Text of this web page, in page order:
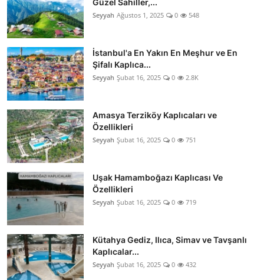
Güzel Sahiller,...
Seyyah Ağustos 1, 2025 0 548
İstanbul'a En Yakın En Meşhur ve En
Şifalı Kaplıca...
Seyyah Şubat 16, 2025 0 2.8K
Amasya Terziköy Kaplıcaları ve
Özellikleri
Seyyah Şubat 16, 2025 0 751
Uşak Hamamboğazı Kaplıcası Ve
Özellikleri
Seyyah Şubat 16, 2025 0 719
Kütahya Gediz, Ilıca, Simav ve Tavşanlı
Kaplıcalar...
Seyyah Şubat 16, 2025 0 432